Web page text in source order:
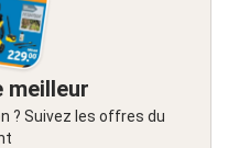
meilleur
? Suivez les offres du